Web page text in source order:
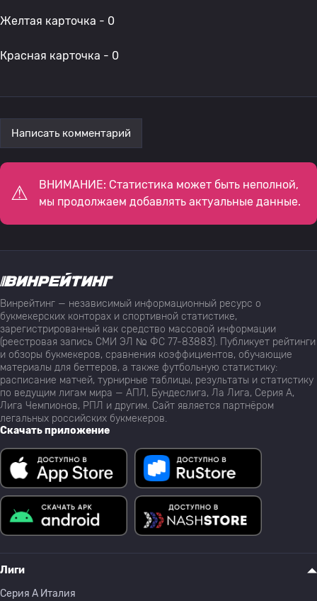
Желтая карточка - 0
Красная карточка - 0
Написать комментарий
ВНИМАНИЕ: Статистика может быть неполной,
мы продолжаем добавлять актуальные данные.
Винрейтинг — независимый информационный ресурс о
букмекерских конторах и спортивной статистике,
зарегистрированный как средство массовой информации
(реестровая запись СМИ ЭЛ № ФС 77-83883). Публикует рейтинги
и обзоры букмекеров, сравнения коэффициентов, обучающие
материалы для беттеров, а также футбольную статистику:
расписание матчей, турнирные таблицы, результаты и статистику
по ведущим лигам мира — АПЛ, Бундеслига, Ла Лига, Серия А,
Лига Чемпионов, РПЛ и другим. Сайт является партнёром
легальных российских букмекеров.
Скачать приложение
Лиги
Серия A Италия